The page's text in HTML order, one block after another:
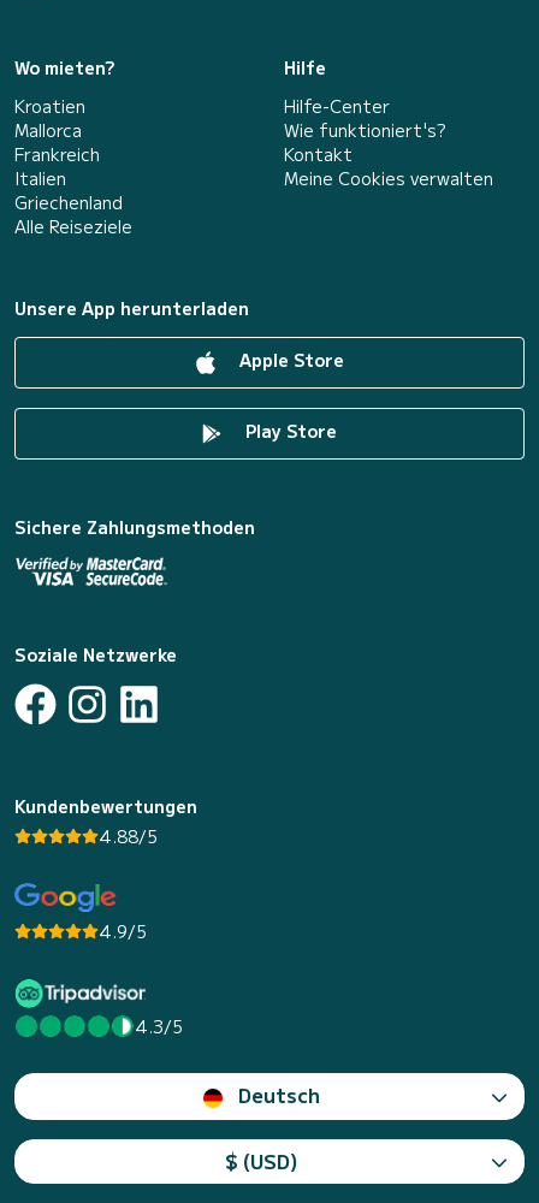
Wo mieten?
Kroatien
Mallorca
Frankreich
Italien
Griechenland
Alle Reiseziele
Hilfe
Hilfe-Center
Wie funktioniert's?
Kontakt
Meine Cookies verwalten
Unsere App herunterladen
Apple Store
Play Store
Sichere Zahlungsmethoden
Soziale Netzwerke
Kundenbewertungen
4.88/5
4.9/5
4.3/5
Deutsch
$ (USD)